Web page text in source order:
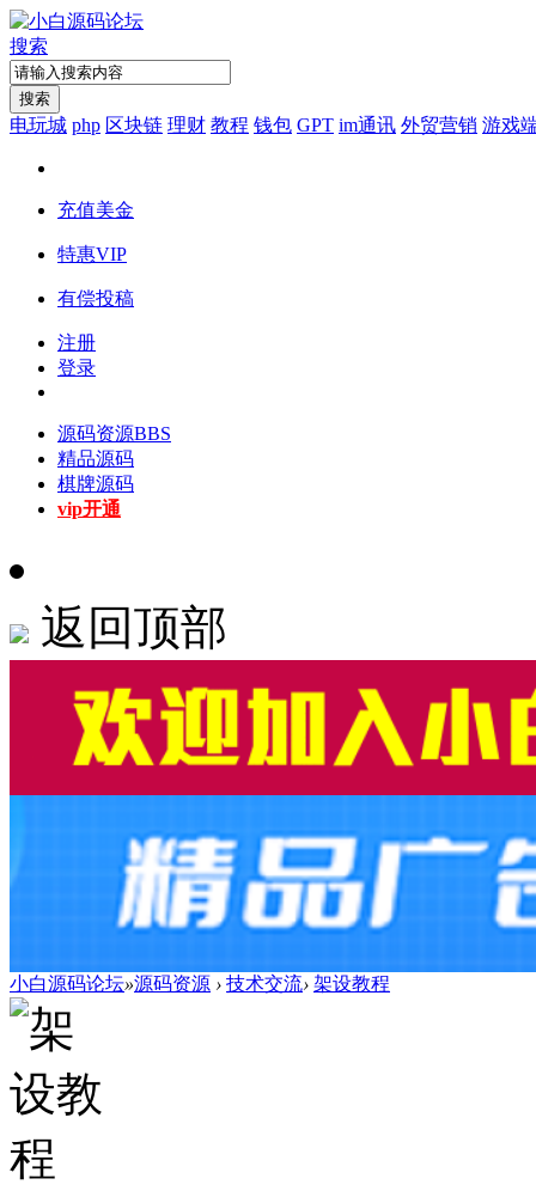
搜索
搜索
电玩城 php 区块链 理财 教程 钱包 GPT im通讯 外贸营销 游戏
充值美金
特惠VIP
有偿投稿
注册
登录
源码资源BBS
精品源码
棋牌源码
vip开通
返回顶部
小白源码论坛»源码资源 › 技术交流› 架设教程